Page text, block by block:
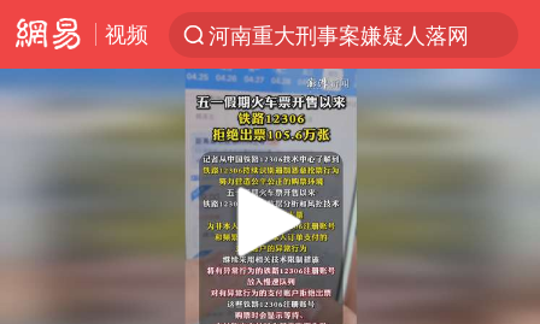
视频
河南重大刑事案嫌疑人落网
光影经济撬动暑期消费新蓝海
浙江上海等地有大雨或暴雨
金饰克价一夜涨回1300元